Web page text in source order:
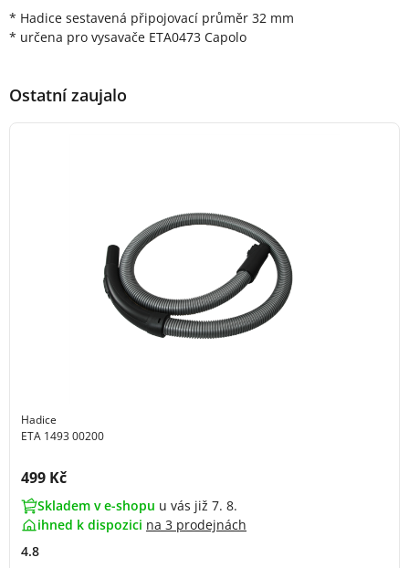
* Hadice sestavená připojovací průměr 32 mm
* určena pro vysavače ETA0473 Capolo
Ostatní zaujalo
Hadice
ETA 1493 00200
Cena s DPH:
499 Kč
Skladem v e-shopu u vás již 7. 8.
ihned k dispozici na 3 prodejnách
4.8